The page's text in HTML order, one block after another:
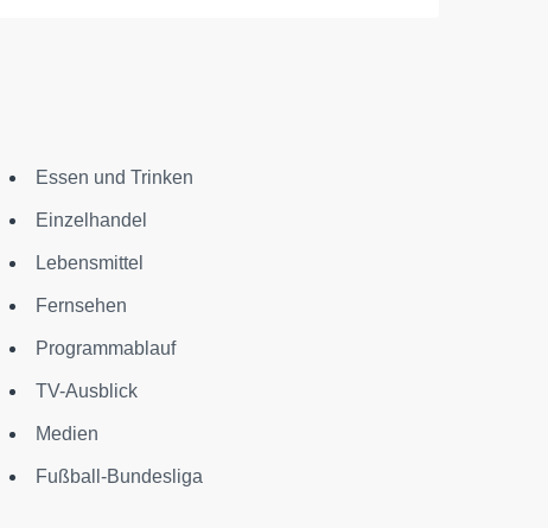
Essen und Trinken
Einzelhandel
Lebensmittel
Fernsehen
Programmablauf
TV-Ausblick
Medien
Fußball-Bundesliga